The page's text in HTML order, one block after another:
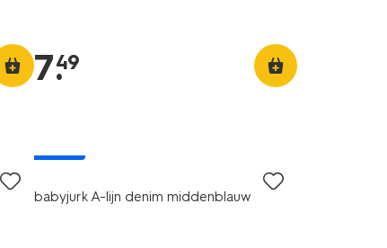
7.
49
babyjurk A-lijn denim middenblauw